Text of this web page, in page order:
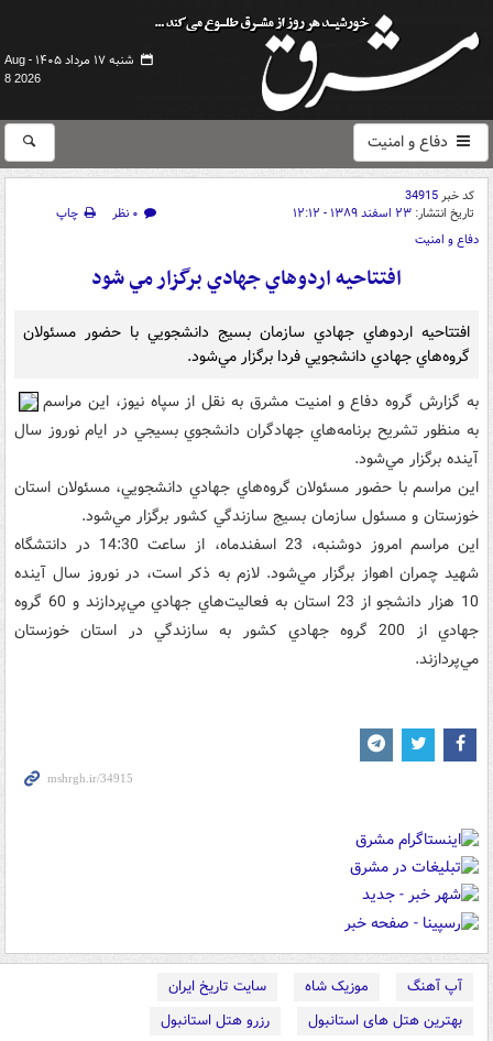
شنبه ۱۷ مرداد ۱۴۰۵ -
Aug
8 2026
دفاع و امنیت
کد خبر34915
تاریخ انتشار: ۲۳ اسفند ۱۳۸۹ - ۱۲:۱۲ ۰ نظر
چاپ
دفاع و امنیت
افتتاحيه اردوهاي جهادي برگزار مي شود
افتتاحيه اردوهاي جهادي سازمان بسيج دانشجويي با حضور مسئولان
گروه‌هاي جهادي دانشجويي فردا برگزار مي‌شود.
به گزارش گروه دفاع و امنيت مشرق به نقل از سپاه نيوز، اين مراسم
به منظور تشريح برنامه‌هاي جهادگران دانشجوي بسيجي در ايام نوروز سال
آينده برگزار مي‌شود.
اين مراسم با حضور مسئولان گروه‌هاي جهادي دانشجويي، مسئولان استان
خوزستان و مسئول سازمان بسيج سازندگي کشور برگزار مي‌شود.
اين مراسم امروز دوشنبه، 23 اسفندماه، از ساعت 14:30 در دانتشگاه
شهيد چمران اهواز برگزار مي‌شود. لازم به ذکر است، در نوروز سال آينده
10 هزار دانشجو از 23 استان به فعاليت‌هاي جهادي مي‌پردازند و 60 گروه
جهادي از 200 گروه جهادي کشور به سازندگي در استان خوزستان
مي‌پردازند.
آپ آهنگ موزیک شاه
سایت تاریخ ایران
بهترین هتل های استانبول
رزرو هتل استانبول